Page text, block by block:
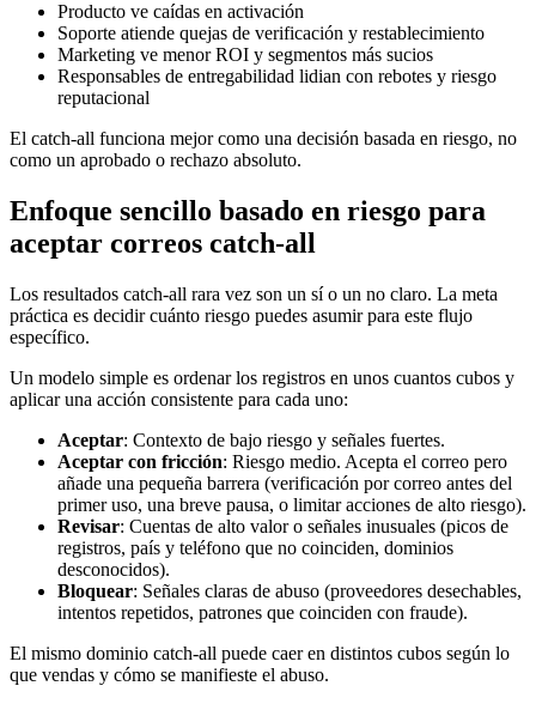
Producto ve caídas en activación
Soporte atiende quejas de verificación y restablecimiento
Marketing ve menor ROI y segmentos más sucios
Responsables de entregabilidad lidian con rebotes y riesgo
reputacional
El catch-all funciona mejor como una decisión basada en riesgo, no
como un aprobado o rechazo absoluto.
Enfoque sencillo basado en riesgo para
aceptar correos catch-all
Los resultados catch-all rara vez son un sí o un no claro. La meta
práctica es decidir cuánto riesgo puedes asumir para este flujo
específico.
Un modelo simple es ordenar los registros en unos cuantos cubos y
aplicar una acción consistente para cada uno:
Aceptar: Contexto de bajo riesgo y señales fuertes.
Aceptar con fricción: Riesgo medio. Acepta el correo pero
añade una pequeña barrera (verificación por correo antes del
primer uso, una breve pausa, o limitar acciones de alto riesgo).
Revisar: Cuentas de alto valor o señales inusuales (picos de
registros, país y teléfono que no coinciden, dominios
desconocidos).
Bloquear: Señales claras de abuso (proveedores desechables,
intentos repetidos, patrones que coinciden con fraude).
El mismo dominio catch-all puede caer en distintos cubos según lo
que vendas y cómo se manifieste el abuso.